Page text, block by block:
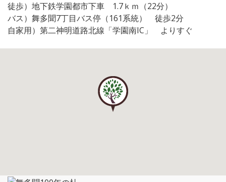
徒歩）地下鉄学園都市下車 1.7ｋｍ（22分）
バス）舞多聞7丁目バス停（161系統） 徒歩2分
自家用）第二神明道路北線「学園南IC」 よりすぐ